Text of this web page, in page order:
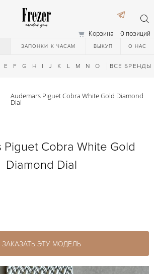
Корзина 0 позиций
ЗАПОНКИ К ЧАСАМ ВЫКУП О НАС
E F G H I J K L M N O Q R S T
ВСЕ БРЕНДЫ
Audemars Piguet Cobra White Gold Diamond
Dial
Piguet Cobra White Gold
Diamond Dial
ЗАКАЗАТЬ ЭТУ МОДЕЛЬ